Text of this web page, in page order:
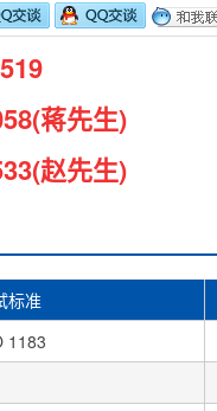
蒋先生)
赵先生)
标准
1183